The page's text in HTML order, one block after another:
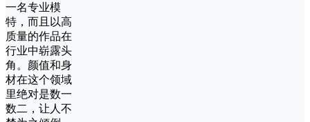
一名专业模
特，而且以高
质量的作品在
行业中崭露头
角。颜值和身
材在这个领域
里绝对是数一
数二，让人不